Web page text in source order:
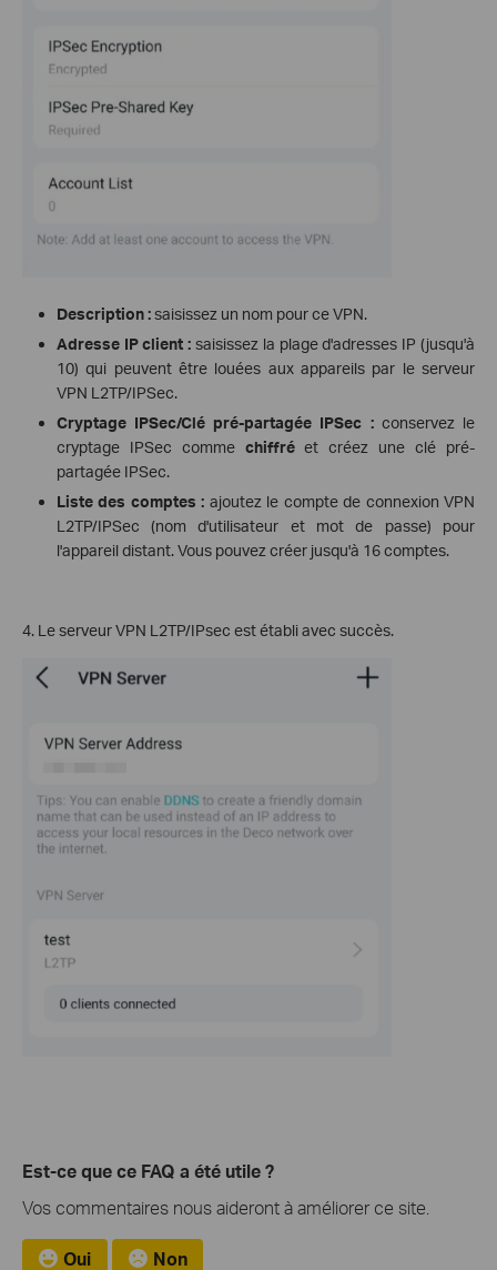
Description :saisissez un nom pour ce VPN.
Adresse IP client : saisissez la plage d'adresses IP (jusqu'à
10) qui peuvent être louées aux appareils par le serveur
VPN L2TP/IPSec.
Cryptage IPSec/Clé pré-partagée IPSec :conservez le
cryptage IPSec comme chiffréet créez une clé pré-
partagée IPSec.
Liste des comptes : ajoutez le compte de connexion VPN
L2TP/IPSec (nom d'utilisateur et mot de passe) pour
l'appareil distant. Vous pouvez créer jusqu'à 16 comptes.
4. Le serveur VPN L2TP/IPsec est établi avec succès.
Est-ce que ce FAQ a été utile ?
Vos commentaires nous aideront à améliorer ce site.
Oui Non